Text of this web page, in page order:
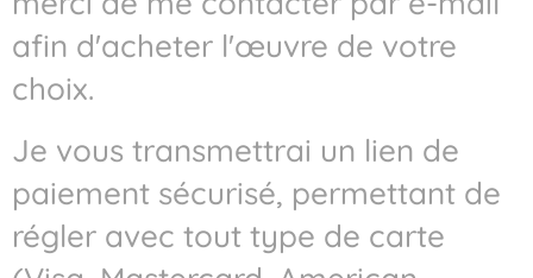
afin d'acheter l'œuvre de votre
choix.
Je vous transmettrai un lien de
paiement sécurisé, permettant de
régler avec tout type de carte